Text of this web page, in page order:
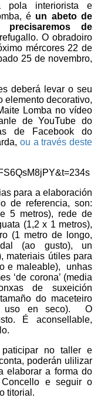
pola interiorista e
é un abeto de
precisaremos de
O obradoiro
mércores 22 de
25 de novembro,
deberá levar o seu
elemento decorativo,
Lomba no vídeo
de YouTube do
de Facebook do
ou a través deste
para a elaboración
de referencia, son:
5 metros), rede de
(1,2 x 1 metros),
(1 metro de longo,
(ao gusto), un
materiais útiles para
e maleable), unhas
‘de corona’ (media
de suxeición
do maceteiro
uso en seco). O
É aconsellable,
no taller e
poderán ulilizar
elaborar a forma do
e seguir o
titorial.